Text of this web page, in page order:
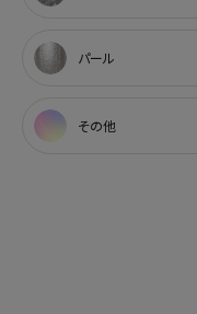
パール
その他